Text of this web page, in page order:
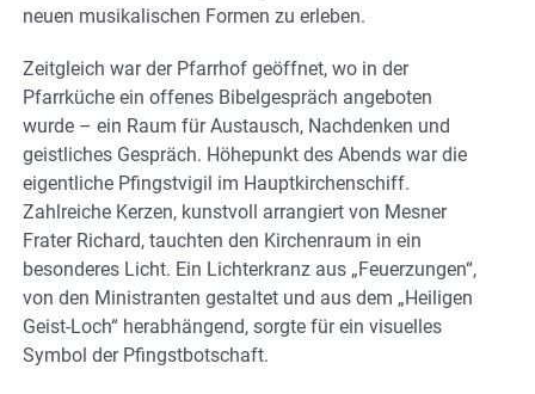
neuen musikalischen Formen zu erleben.
Zeitgleich war der Pfarrhof geöffnet, wo in der
Pfarrküche ein offenes Bibelgespräch angeboten
wurde – ein Raum für Austausch, Nachdenken und
geistliches Gespräch. Höhepunkt des Abends war die
eigentliche Pfingstvigil im Hauptkirchenschiff.
Zahlreiche Kerzen, kunstvoll arrangiert von Mesner
Frater Richard, tauchten den Kirchenraum in ein
besonderes Licht. Ein Lichterkranz aus „Feuerzungen“,
von den Ministranten gestaltet und aus dem „Heiligen
Geist-Loch“ herabhängend, sorgte für ein visuelles
Symbol der Pfingstbotschaft.